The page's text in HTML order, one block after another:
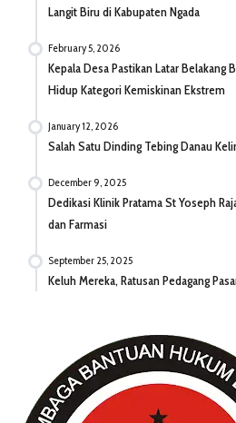
Langit Biru di Kabupaten Ngada
February 5, 2026
Kepala Desa Pastikan Latar Belakang
Hidup Kategori Kemiskinan Ekstrem
January 12, 2026
Salah Satu Dinding Tebing Danau
December 9, 2025
Dedikasi Klinik Pratama St Yoseph
dan Farmasi
September 25, 2025
Keluh Mereka, Ratusan Pedagang